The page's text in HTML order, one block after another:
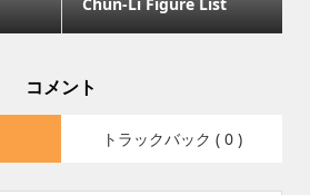
コメント
トラックバック ( 0 )